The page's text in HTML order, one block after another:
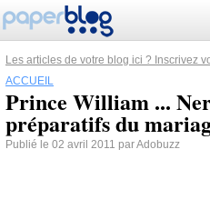
Les articles de votre blog ici ? Inscrivez
ACCUEIL
Prince William ...
préparatifs du
Publié le 02 avril 2011 par Adobuzz